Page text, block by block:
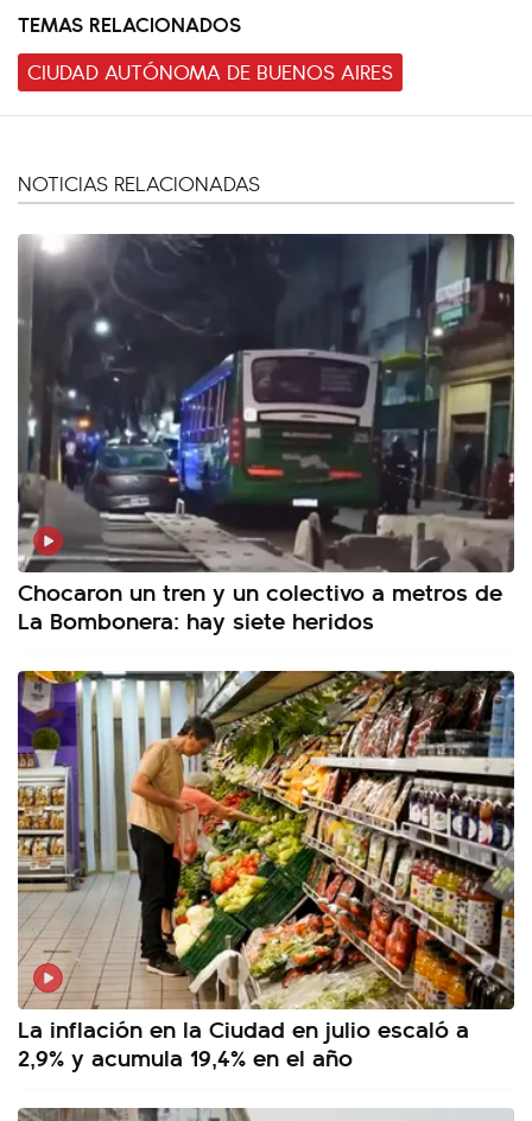
TEMAS RELACIONADOS
CIUDAD AUTÓNOMA DE BUENOS AIRES
NOTICIAS RELACIONADAS
Chocaron un tren y un colectivo a metros de
La Bombonera: hay siete heridos
La inflación en la Ciudad en julio escaló a
2,9% y acumula 19,4% en el año